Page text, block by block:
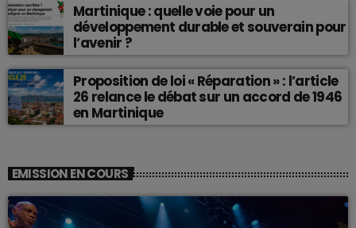
Martinique : quelle voie pour un
développement durable et souverain pour
l’avenir ?
Proposition de loi « Réparation » : l’article
26 relance le débat sur un accord de 1946
en Martinique
EMISSION EN COURS